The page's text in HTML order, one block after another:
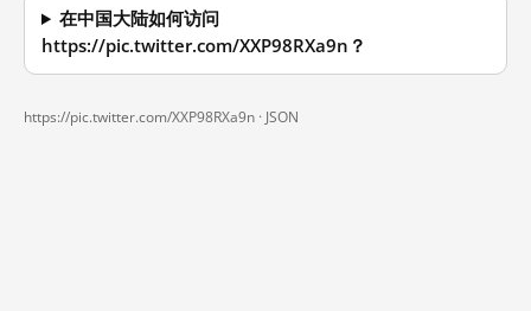
在中国大陆如何访问
https://pic.twitter.com/XXP98RXa9n？
https://pic.twitter.com/XXP98RXa9n · JSON